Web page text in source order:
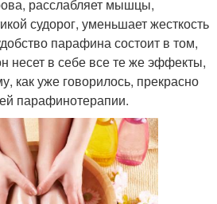
расслабляет мышцы,
судорог, уменьшает жесткость
парафина состоит в том,
несет в себе все те же эффекты,
как уже говорилось, прекрасно
парафинотерапии.